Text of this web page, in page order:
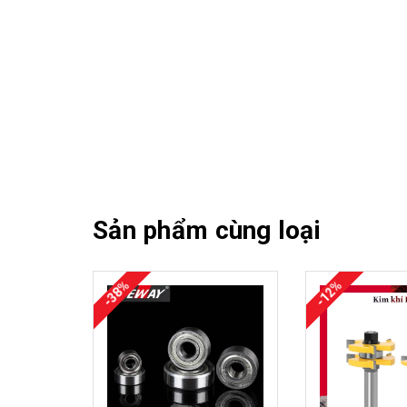
Sản phẩm cùng loại
-38% -12%